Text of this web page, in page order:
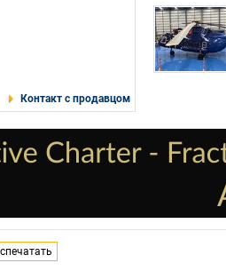
Контакт с продавцом